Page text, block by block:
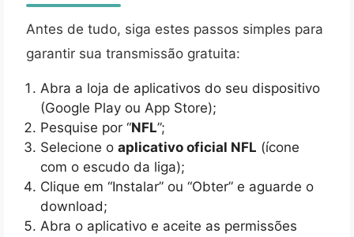
Antes de tudo, siga estes passos simples para
garantir sua transmissão gratuita:
Abra a loja de aplicativos do seu dispositivo
(Google Play ou App Store);
Pesquise por “NFL”;
Selecione o aplicativo oficial NFL (ícone
com o escudo da liga);
Clique em “Instalar” ou “Obter” e aguarde o
download;
Abra o aplicativo e aceite as permissões